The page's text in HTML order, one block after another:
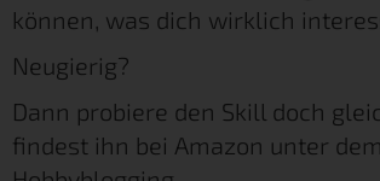
können, was dich wirklich
Neugierig?
Dann probiere den Skill doch
findest ihn bei Amazon unter